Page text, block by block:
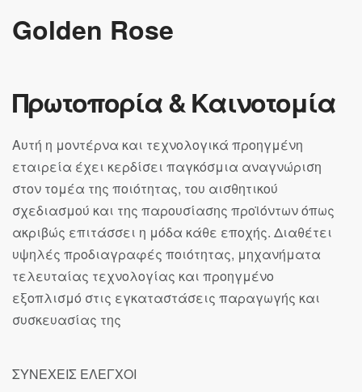
Golden Rose
Πρωτοπορία & Καινοτομία
Αυτή η μοντέρνα και τεχνολογικά προηγμένη
εταιρεία έχει κερδίσει παγκόσμια αναγνώριση
στον τομέα της ποιότητας, του αισθητικού
σχεδιασμού και της παρουσίασης προϊόντων όπως
ακριβώς επιτάσσει η μόδα κάθε εποχής. Διαθέτει
υψηλές προδιαγραφές ποιότητας, μηχανήματα
τελευταίας τεχνολογίας και προηγμένο
εξοπλισμό στις εγκαταστάσεις παραγωγής και
συσκευασίας της
ΣΥΝΕΧΕΙΣ ΕΛΕΓΧΟΙ